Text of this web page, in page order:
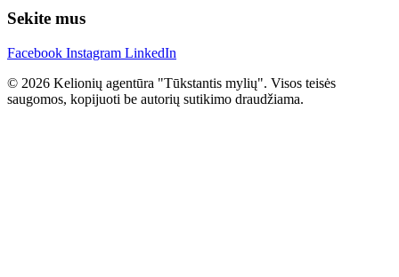
Sekite mus
Facebook Instagram LinkedIn
© 2026 Kelionių agentūra "Tūkstantis mylių". Visos teisės
saugomos, kopijuoti be autorių sutikimo draudžiama.